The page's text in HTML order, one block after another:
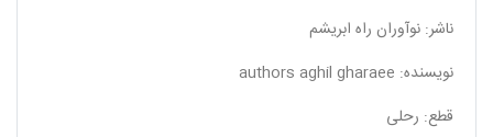
ناشر: نوآوران راه ابریشم
نویسنده: authors aghil gharaee
قطع: رحلی